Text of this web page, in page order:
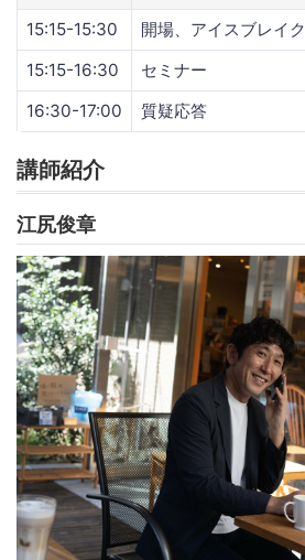
15:15-15:30
開場、アイスブレイク
15:15-16:30
セミナー
16:30-17:00
質疑応答
講師紹介
江尻俊章